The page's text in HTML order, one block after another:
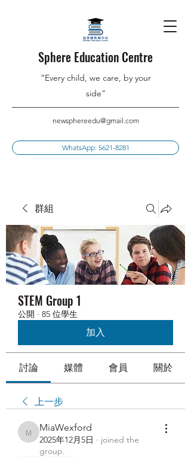
Sphere Education Centre
”Every child, we care, by your
side”
newsphereedu@gmail.com
WhatsApp: 5621-8281
群組
STEM Group 1
公開 · 85 位學生
加入
討論 媒體 會員 關於
上一步
MiaWexford
MiaWexford
2025年12月5日 · joined the
group.